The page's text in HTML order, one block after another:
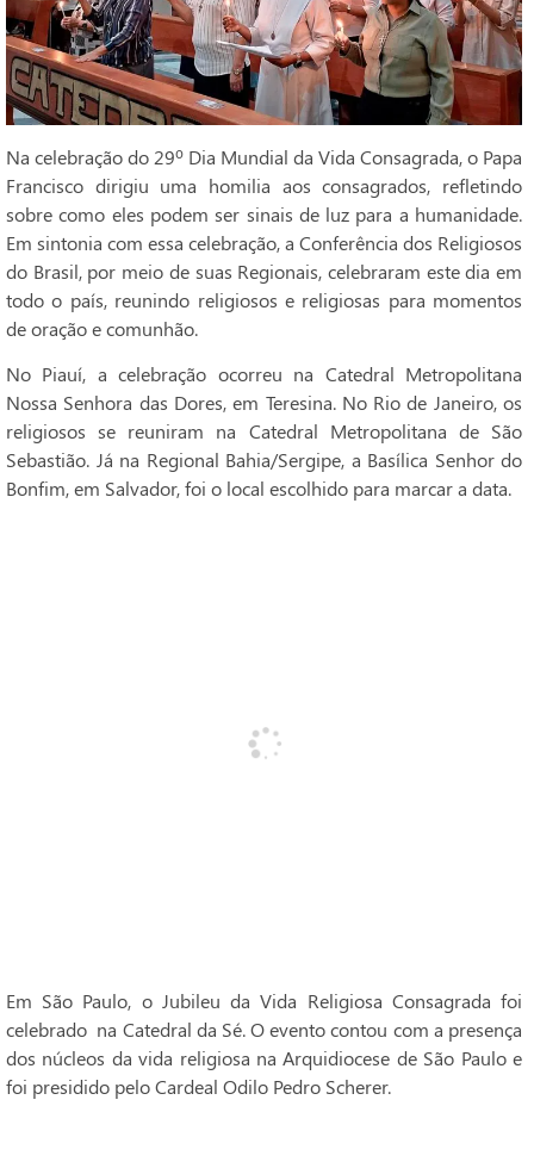
Na celebração do 29º Dia Mundial da Vida Consagrada, o Papa
Francisco dirigiu uma homilia aos consagrados, refletindo
sobre como eles podem ser sinais de luz para a humanidade.
Em sintonia com essa celebração, a Conferência dos Religiosos
do Brasil, por meio de suas Regionais, celebraram este dia em
todo o país, reunindo religiosos e religiosas para momentos
de oração e comunhão.
No Piauí, a celebração ocorreu na Catedral Metropolitana
Nossa Senhora das Dores, em Teresina. No Rio de Janeiro, os
religiosos se reuniram na Catedral Metropolitana de São
Sebastião. Já na Regional Bahia/Sergipe, a Basílica Senhor do
Bonfim, em Salvador, foi o local escolhido para marcar a data.
Em São Paulo, o Jubileu da Vida Religiosa Consagrada foi
celebrado na Catedral da Sé. O evento contou com a presença
dos núcleos da vida religiosa na Arquidiocese de São Paulo e
foi presidido pelo Cardeal Odilo Pedro Scherer.